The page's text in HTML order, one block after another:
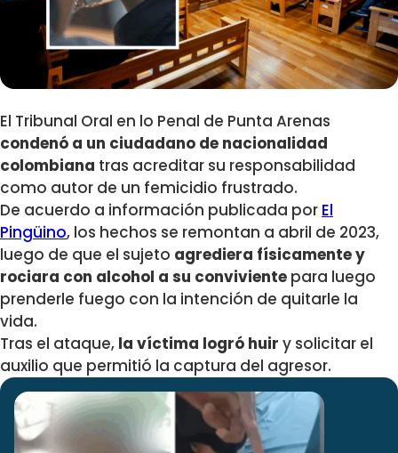
El Tribunal Oral en lo Penal de Punta Arenas
condenó a un ciudadano de nacionalidad
colombiana tras acreditar su responsabilidad
como autor de un femicidio frustrado.
De acuerdo a información publicada por El
Pingüino, los hechos se remontan a abril de 2023,
luego de que el sujeto agrediera físicamente y
rociara con alcohol a su conviviente para luego
prenderle fuego con la intención de quitarle la
vida.
Tras el ataque, la víctima logró huir y solicitar el
auxilio que permitió la captura del agresor.